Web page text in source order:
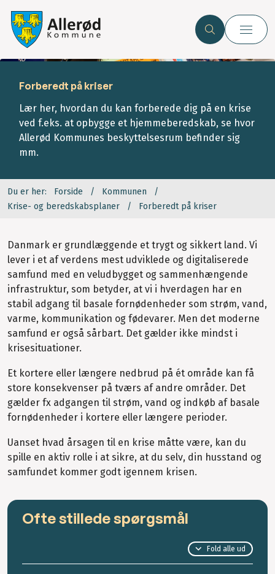
Forberedt på kriser
Lær her, hvordan du kan forberede dig på en krise
ved f.eks. at opbygge et hjemmeberedskab, se hvor
Allerød Kommunes beskyttelsesrum befinder sig
mm.
Du er her: Forside
Kommunen
Krise- og beredskabsplaner
Forberedt på kriser
Danmark er grundlæggende et trygt og sikkert land. Vi
lever i et af verdens mest udviklede og digitaliserede
samfund med en veludbygget og sammenhængende
infrastruktur, som betyder, at vi i hverdagen har en
stabil adgang til basale fornødenheder som strøm, vand,
varme, kommunikation og fødevarer. Men det moderne
samfund er også sårbart. Det gælder ikke mindst i
krisesituationer.
Et kortere eller længere nedbrud på ét område kan få
store konsekvenser på tværs af andre områder. Det
gælder fx adgangen til strøm, vand og indkøb af basale
fornødenheder i kortere eller længere perioder.
Uanset hvad årsagen til en krise måtte være, kan du
spille en aktiv rolle i at sikre, at du selv, din husstand og
samfundet kommer godt igennem krisen.
Ofte stillede spørgsmål
Fold alle ud